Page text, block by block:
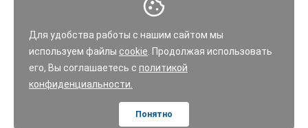
Для удобства работы с нашим сайтом мы
используем файлы cookie . Продолжая использовать
его, Вы соглашаетесь с политикой
конфиденциальности.
Понятно